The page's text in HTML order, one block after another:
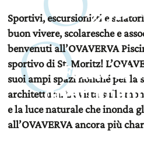
Fonte di
Sportivi, escursionisti e
buon vivere, scolaresche e
benvenuti all’OVAVERVA
sportivo di St. Moritz!
suoi ampi spazi nonché per la
architettura. La vista sulle
e la luce naturale che inonda
all’OVAVERVA ancora più